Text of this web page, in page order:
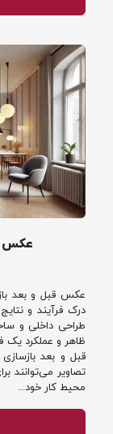
عکس
عکس قبل و بعد
درک فرآیند و
طراحی داخلی و
ظاهر و عملکرد یک
قبل و بعد
تصاویر می‌توانند
محیط کار خود...